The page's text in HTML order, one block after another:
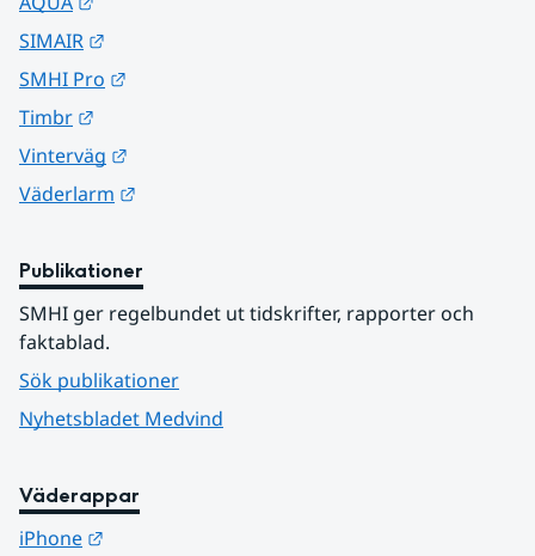
SIMAIR
SMHI Pro
Timbr
Vinterväg
Väderlarm
Publikationer
SMHI ger regelbundet ut tidskrifter, rapporter och
faktablad.
Sök publikationer
Nyhetsbladet Medvind
Väderappar
iPhone